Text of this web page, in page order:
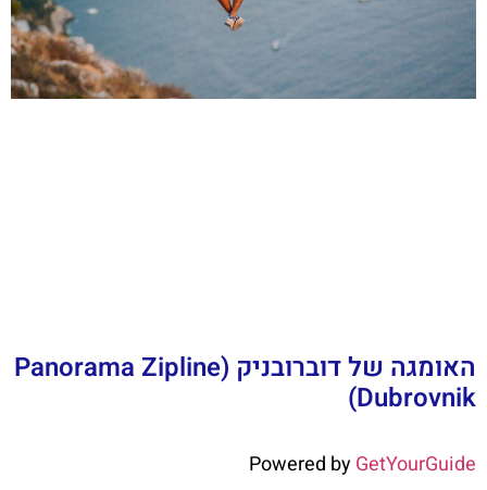
האומגה של דוברובניק (Panorama Zipline
Dubrovnik)
Powered byGetYourGuide